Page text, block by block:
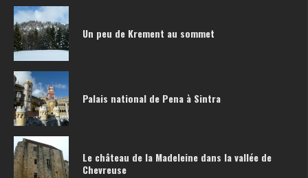
Un peu de Krement au sommet
Palais national de Pena à Sintra
Le château de la Madeleine dans la vallée de
Chevreuse